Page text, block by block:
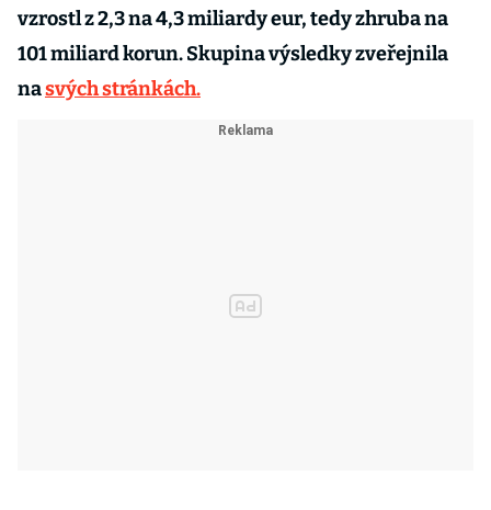
vzrostl z 2,3 na 4,3 miliardy eur, tedy zhruba na
101 miliard korun. Skupina výsledky zveřejnila
nasvých stránkách.